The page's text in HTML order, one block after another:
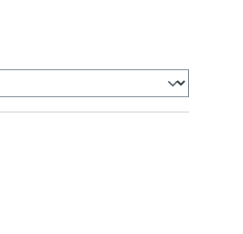
von 4.91 von 5 Sternen